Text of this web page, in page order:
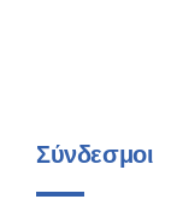
Σύνδεσμοι